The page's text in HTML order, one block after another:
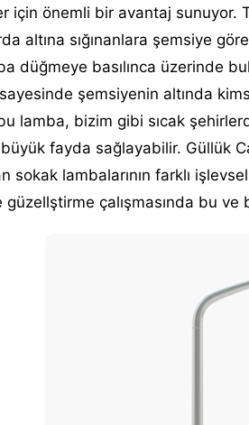
için önemli bir avantaj sunuyor.
altına sığınanlara şemsiye
düğmeye basılınca üzerinde
şemsiyenin altında
lamba, bizim gibi sıcak
fayda sağlayabilir. Güllük
sokak lambalarının farklı
çalışmasında bu ve